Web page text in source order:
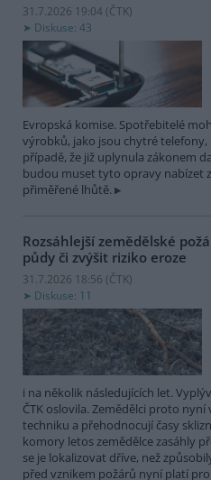
31.7.2026 19:04 (ČTK)
Diskuse: 43
Evropská komise. Spotřebitelé
výrobků, jako jsou chytré
případě, že již uplynula zákonem
budou muset tyto opravy nabízet
přiměřené lhůtě.
Rozsáhlejší zemědělské
půdy či zvýšit riziko eroze
31.7.2026 18:56 (ČTK)
Diskuse: 11
i na několik následujících let.
ČTK oslovila. Zemědělci proto
techniku a přehodnocují časy
komory letos zemědělce zasáhly
se je lokalizovat dříve, než
před vznikem požárů nyní platí